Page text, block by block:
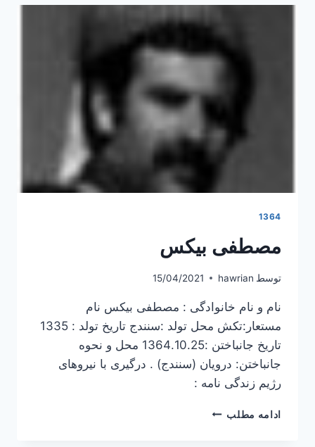
1364
مصطفی بیکس
توسط hawrian
15/04/2021
نام و نام خانوادگی : مصطفی بیکس نام
مستعار:تکش محل تولد :سنندج تاریخ تولد : 1335
تاریخ جانباختن :1364.10.25 محل و نحوه
جانباختن: درویان (سنندج) . درگیری با نیروهای
رژیم زندگی نامه :
ادامه مطلب مصطفی